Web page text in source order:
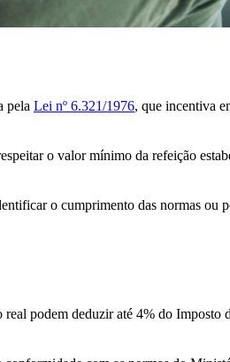
pela Lei nº 6.321/1976, que incentiva
o valor mínimo da refeição
o cumprimento das normas ou
podem deduzir até 4% do Imposto